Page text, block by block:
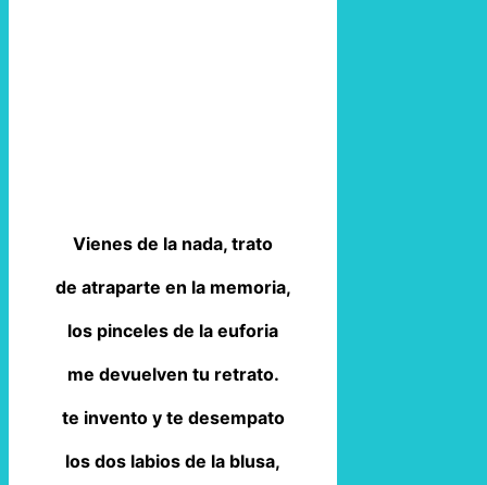
Vienes de la nada, trato
de atraparte en la memoria,
los pinceles de la euforia
me devuelven tu retrato.
te invento y te desempato
los dos labios de la blusa,